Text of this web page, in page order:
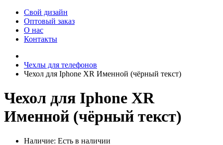
Свой дизайн
Оптовый заказ
О нас
Контакты
Чехлы для телефонов
Чехол для Iphone XR Именной (чёрный текст)
Чехол для Iphone XR
Именной (чёрный текст)
Наличие: Есть в наличии